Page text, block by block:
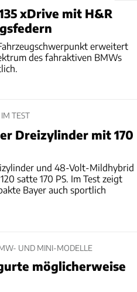
xDrive mit H&R
erweitert
des fahraktiven BMWs
TEST
Dreizylinder mit 170
und 48-Volt-Mildhybrid
satte 170 PS. Im Test zeigt
Bayer auch sportlich
UND MINI-MODELLE
möglicherweise